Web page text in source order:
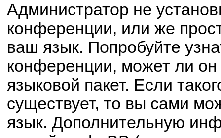
Администратор не
конференции, или же
ваш язык. Попробуйте
конференции, может ли
языковой пакет. Если
существует, то вы сами
язык. Дополнительную